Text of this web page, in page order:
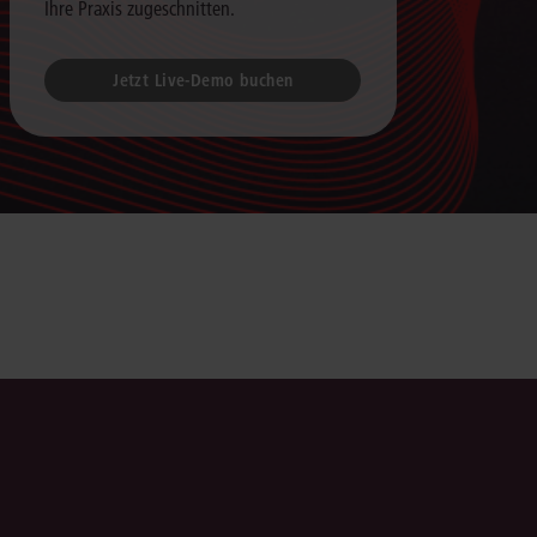
Ihre Praxis zugeschnitten.
Jetzt Live-Demo buchen